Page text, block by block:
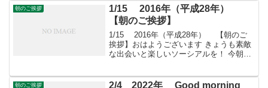
に・・・＊ ヒガン...
朝のご挨拶
1/15 2016年（平成28年）
【朝のご挨拶】
1/15 2016年（平成28年） 【朝のご
挨拶】おはようございます きょうも素敵
な出会いと楽しいソーシアルを！ 今朝は
ざす皆さんのために、年会費制 「すば
朝のご挨拶 2/4 2022年 Good morning